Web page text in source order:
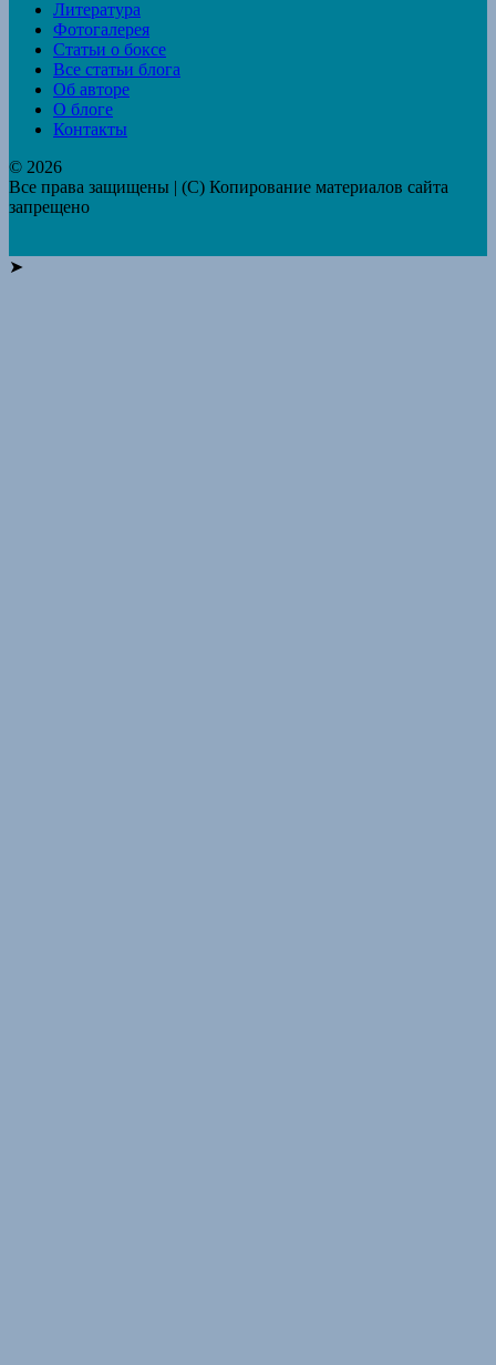
Литература
Фотогалерея
Статьи о боксе
Все статьи блога
Об авторе
О блоге
Контакты
© 2026
Все права защищены | (C) Копирование материалов сайта
запрещено
➤